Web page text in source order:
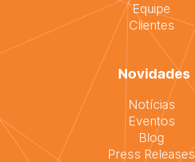
Equipe
Clientes
Novidades
Notícias
Eventos
Blog
Press Releases